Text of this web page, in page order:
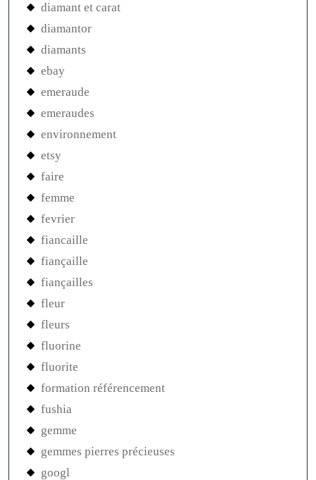
diamant et carat
diamantor
diamants
ebay
emeraude
emeraudes
environnement
etsy
faire
femme
fevrier
fiancaille
fiançaille
fiançailles
fleur
fleurs
fluorine
fluorite
formation référencement
fushia
gemme
gemmes pierres précieuses
googl